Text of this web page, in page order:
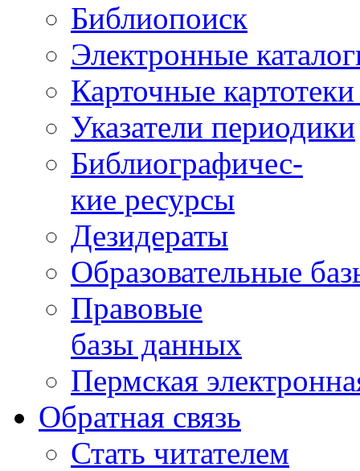
Библиопоиск
Электронные
Карточные
Указатели периодики
Библиографичес-
кие ресурсы
Дезидераты
Образовательные
Правовые
базы данных
Пермская
Обратная связь
Стать читателем